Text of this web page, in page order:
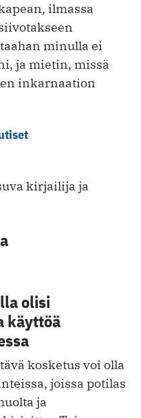
ilmassa
minulla ei
ja mietin, missä
inkarnaation
kirjailija ja
olisi
käyttöä
kosketus voi olla
joissa potilas
ja